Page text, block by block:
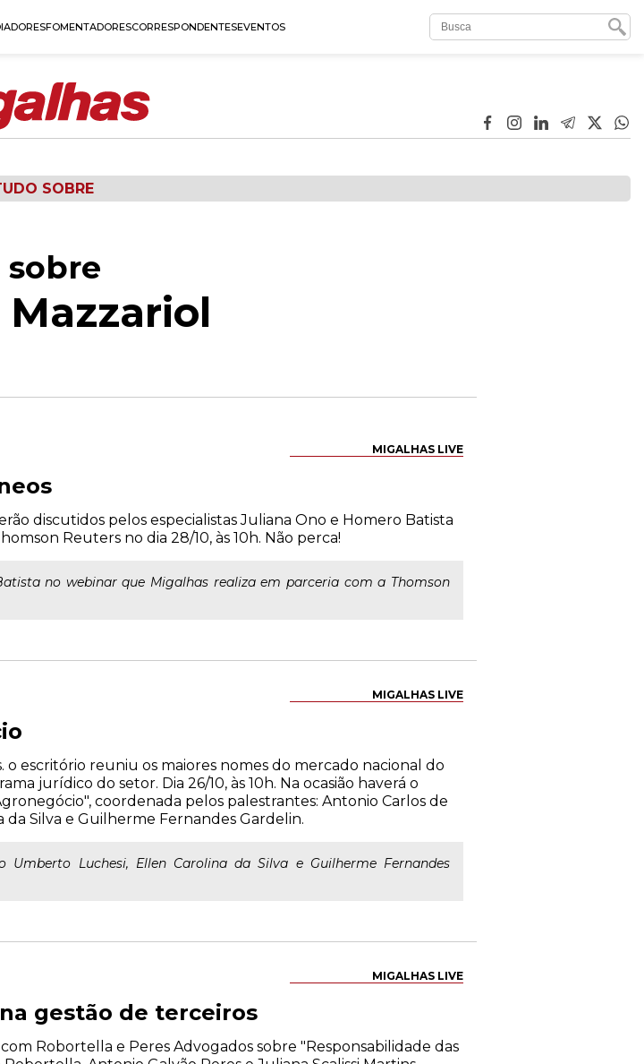
FOMENTADORESCORRESPONDENTESEVENTOS
SOBRE
sobre
MIGALHAS LIVE
discutidos pelos especialistas Juliana Ono e Homero Batista
Reuters no dia 28/10, às 10h. Não perca!
no webinar que Migalhas realiza em parceria com a Thomson
MIGALHAS LIVE
o escritório reuniu os maiores nomes do mercado nacional do
jurídico do setor. Dia 26/10, às 10h. Na ocasião haverá o
coordenada pelos palestrantes: Antonio Carlos de
da Silva e Guilherme Fernandes Gardelin.
Umberto Luchesi, Ellen Carolina da Silva e Guilherme Fernandes
MIGALHAS LIVE
gestão de terceiros
Robortella e Peres Advogados sobre "Responsabilidade das